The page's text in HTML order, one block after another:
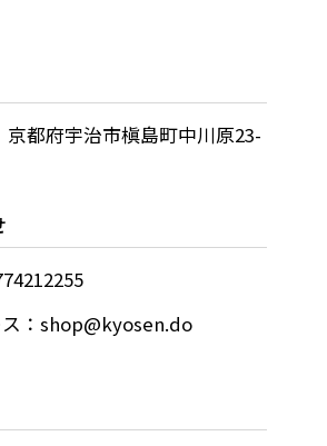
都府宇治市槇島町中川原23-
：shop@kyosen.do